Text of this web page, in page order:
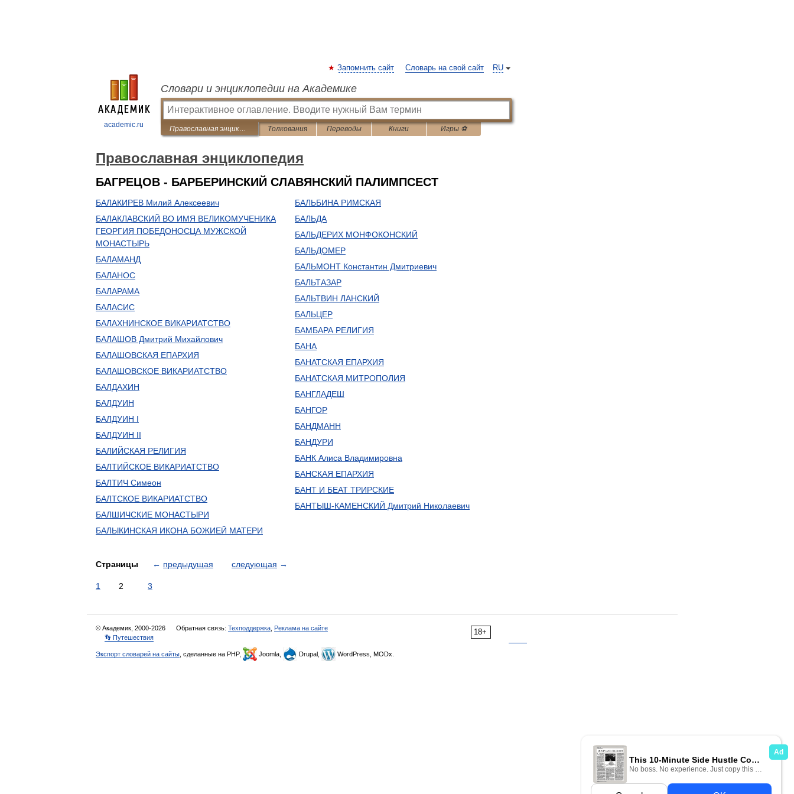
academic.ru
RU
Запомнить сайт Словарь на свой сайт
Словари и энциклопедии на Академике
Православная энциклопедия Толкования Переводы Книги Игры ⚽
Православная энциклопедия
БАГРЕЦОВ - БАРБЕРИНСКИЙ СЛАВЯНСКИЙ ПАЛИМПСЕСТ
БАЛАКИРЕВ Милий Алексеевич
БАЛАКЛАВСКИЙ ВО ИМЯ ВЕЛИКОМУЧЕНИКА
ГЕОРГИЯ ПОБЕДОНОСЦА МУЖСКОЙ
МОНАСТЫРЬ
БАЛАМАНД
БАЛАНОС
БАЛАРАМА
БАЛАСИС
БАЛАХНИНСКОЕ ВИКАРИАТСТВО
БАЛАШОВ Дмитрий Михайлович
БАЛАШОВСКАЯ ЕПАРХИЯ
БАЛАШОВСКОЕ ВИКАРИАТСТВО
БАЛДАХИН
БАЛДУИН
БАЛДУИН I
БАЛДУИН II
БАЛИЙСКАЯ РЕЛИГИЯ
БАЛТИЙСКОЕ ВИКАРИАТСТВО
БАЛТИЧ Симеон
БАЛТСКОЕ ВИКАРИАТСТВО
БАЛШИЧСКИЕ МОНАСТЫРИ
БАЛЫКИНСКАЯ ИКОНА БОЖИЕЙ МАТЕРИ
БАЛЬБИНА РИМСКАЯ
БАЛЬДА
БАЛЬДЕРИХ МОНФОКОНСКИЙ
БАЛЬДОМЕР
БАЛЬМОНТ Константин Дмитриевич
БАЛЬТАЗАР
БАЛЬТВИН ЛАНСКИЙ
БАЛЬЦЕР
БАМБАРА РЕЛИГИЯ
БАНА
БАНАТСКАЯ ЕПАРХИЯ
БАНАТСКАЯ МИТРОПОЛИЯ
БАНГЛАДЕШ
БАНГОР
БАНДМАНН
БАНДУРИ
БАНК Алиса Владимировна
БАНСКАЯ ЕПАРХИЯ
БАНТ И БЕАТ ТРИРСКИЕ
БАНТЫШ-КАМЕНСКИЙ Дмитрий Николаевич
Страницы ← предыдущая следующая →
1 2 3
18+
© Академик, 2000-2026 Обратная связь: Техподдержка Реклама на сайте
👣 Путешествия
Экспорт словарей на сайты , сделанные на PHP, Joomla, Drupal, WordPress, MODx.